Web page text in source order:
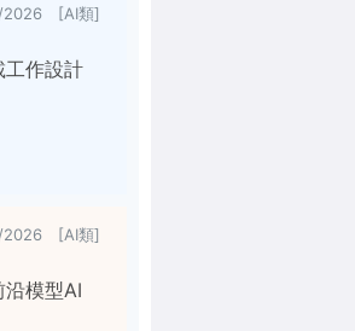
2026 [AI類]
工作設計
2026 [AI類]
模型AI